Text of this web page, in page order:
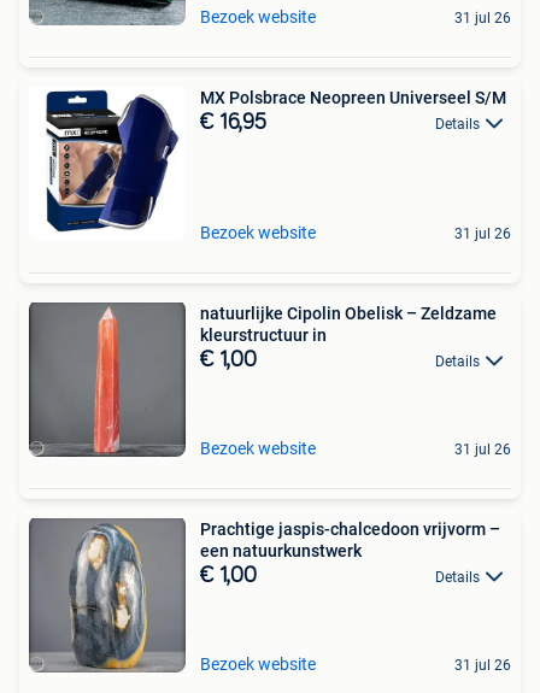
Bezoek website 31 jul 26
MX Polsbrace Neopreen Universeel S/M
€ 16,95 Details
Bezoek website 31 jul 26
natuurlijke Cipolin Obelisk – Zeldzame
kleurstructuur in
€ 1,00 Details
Bezoek website 31 jul 26
Prachtige jaspis-chalcedoon vrijvorm –
een natuurkunstwerk
€ 1,00 Details
Bezoek website 31 jul 26